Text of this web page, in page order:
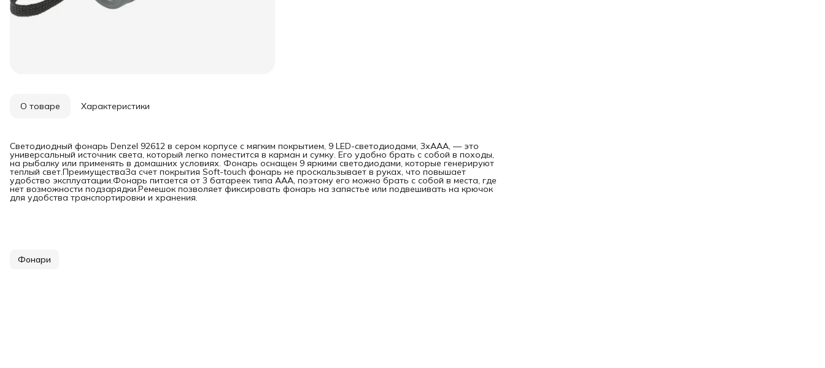
О товаре Характеристики
Светодиодный фонарь Denzel 92612 в сером корпусе с мягким покрытием, 9 LED-светодиодами, 3хААА, — это
универсальный источник света, который легко поместится в карман и сумку. Его удобно брать с собой в походы,
на рыбалку или применять в домашних условиях. Фонарь оснащен 9 яркими светодиодами, которые генерируют
теплый свет.ПреимуществаЗа счет покрытия Soft-touch фонарь не проскальзывает в руках, что повышает
удобство эксплуатации.Фонарь питается от 3 батареек типа ААА, поэтому его можно брать с собой в места, где
нет возможности подзарядки.Ремешок позволяет фиксировать фонарь на запястье или подвешивать на крючок
для удобства транспортировки и хранения.
Фонари